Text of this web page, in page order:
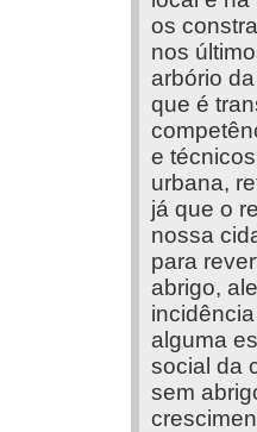
os
nos
arbório
que é
e
urbana,
já que o
nossa
para
abrigo,
alguma
social da
sem